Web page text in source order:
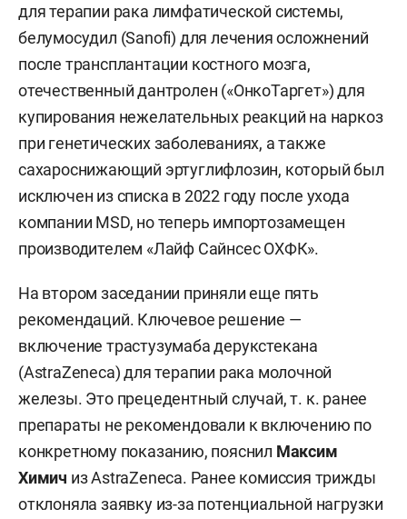
для терапии рака лимфатической системы,
белумосудил (Sanofi) для лечения осложнений
после трансплантации костного мозга,
отечественный дантролен («ОнкоТаргет») для
купирования нежелательных реакций на наркоз
при генетических заболеваниях, а также
сахароснижающий эртуглифлозин, который был
исключен из списка в 2022 году после ухода
компании MSD, но теперь импортозамещен
производителем «Лайф Сайнсес ОХФК».
На втором заседании приняли еще пять
рекомендаций. Ключевое решение —
включение трастузумаба дерукстекана
(AstraZeneca) для терапии рака молочной
железы. Это прецедентный случай, т. к. ранее
препараты не рекомендовали к включению по
конкретному показанию, пояснил Максим
Химич из AstraZeneca. Ранее комиссия трижды
отклоняла заявку из-за потенциальной нагрузки